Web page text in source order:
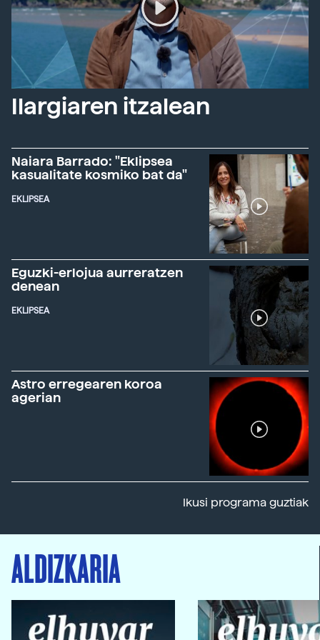
Ilargiaren itzalean
Naiara Barrado: "Eklipsea
kasualitate kosmiko bat da"
EKLIPSEA
Eguzki-erlojua aurreratzen
denean
EKLIPSEA
Astro erregearen koroa
agerian
Ikusi programa guztiak
ALDIZKARIA